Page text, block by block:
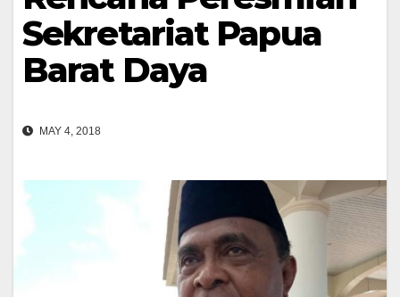
Sekretariat Papua
Barat Daya
MAY 4, 2018